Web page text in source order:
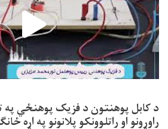
د کابل پوهنتون د فزیک پوهنځي په
راوړونو او راتلوونکو پلانونو په اړه